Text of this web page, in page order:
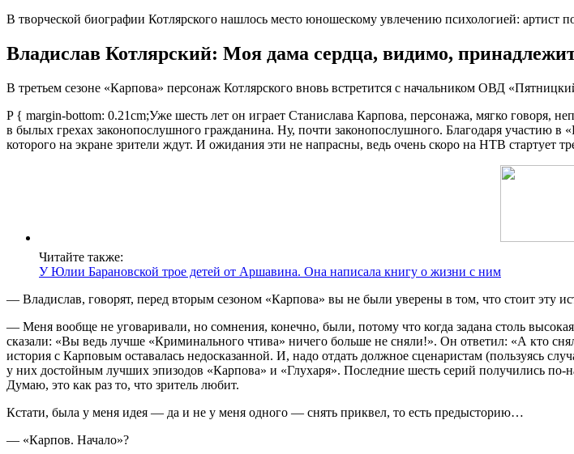
В творческой биографии Котлярского нашлось место юношескому увлечению психологией: артист
Владислав Котлярский: Моя дама сердца, видимо,
В третьем сезоне «Карпова» персонаж Котлярского вновь встретится с начальником ОВД
P { margin-bottom: 0.21cm;Уже шесть лет он играет Станислава Карпова, персонажа, мягко говоря,
в былых грехах законопослушного гражданина. Ну, почти законопослушного. Благодаря участию
которого на экране зрители ждут. И ожидания эти не напрасны, ведь очень скоро на НТВ стартует
Читайте также:
У Юлии Барановской трое детей от Аршавина. Она написала книгу о жизни с ним
— Владислав, говорят, перед вторым сезоном «Карпова» вы не были уверены в том, что стоит эту
— Меня вообще не уговаривали, но сомнения, конечно, были, потому что когда задана столь
сказали: «Вы ведь лучше «Криминального чтива» ничего больше не сняли!». Он ответил: «А кто
история с Карповым оставалась недосказанной. И, надо отдать должное сценаристам (пользуясь
у них достойным лучших эпизодов «Карпова» и «Глухаря». Последние шесть серий получились по-
Думаю, это как раз то, что зритель любит.
Кстати, была у меня идея — да и не у меня одного — снять приквел, то есть предысторию…
— «Карпов. Начало»?